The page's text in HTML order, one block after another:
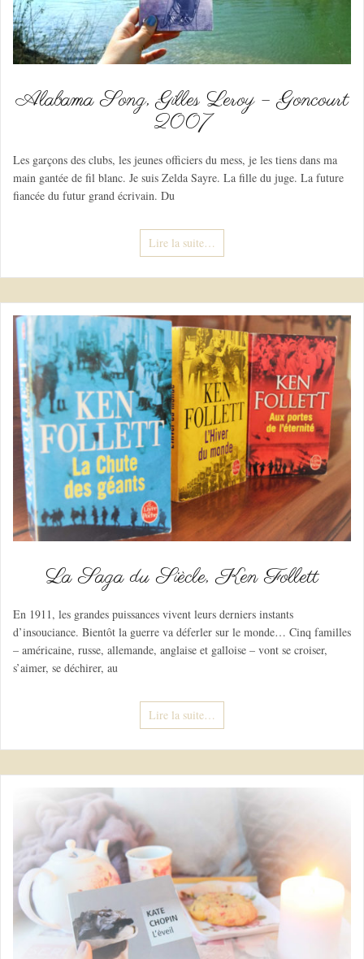
Alabama Song, Gilles Leroy – Goncourt
2007
Les garçons des clubs, les jeunes officiers du mess, je les tiens dans ma
main gantée de fil blanc. Je suis Zelda Sayre. La fille du juge. La future
fiancée du futur grand écrivain. Du
Lire la suite…
La Saga du Siècle, Ken Follett
En 1911, les grandes puissances vivent leurs derniers instants
d’insouciance. Bientôt la guerre va déferler sur le monde… Cinq familles
– américaine, russe, allemande, anglaise et galloise – vont se croiser,
s’aimer, se déchirer, au
Lire la suite…